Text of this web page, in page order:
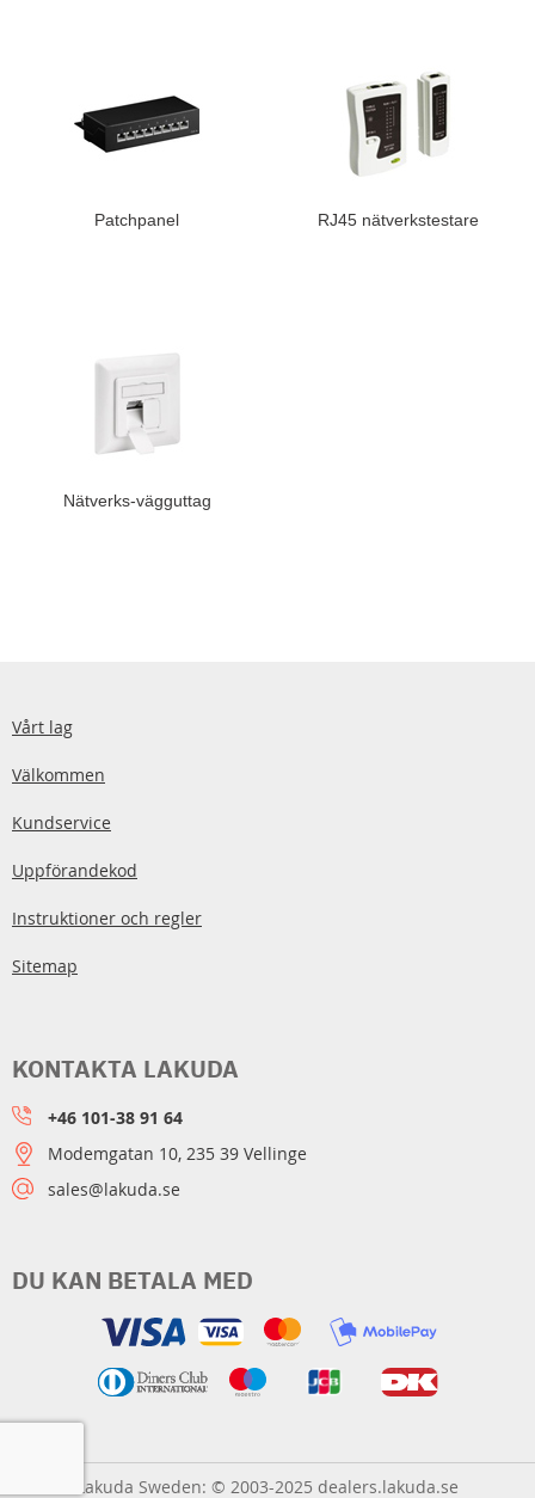
Patchpanel RJ45 nätverkstestare
Nätverks-vägguttag
Vårt lag
Välkommen
Kundservice
Uppförandekod
Instruktioner och regler
Sitemap
DU KAN BETALA MED
KONTAKTA LAKUDA
+46 101-38 91 64
Modemgatan 10, 235 39 Vellinge
sales@lakuda.se
Lakuda Sweden: © 2003-2025 dealers.lakuda.se